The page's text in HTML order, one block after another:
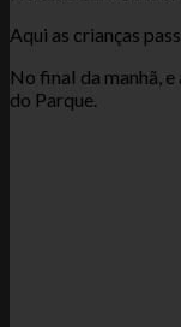
Aqui as crianças
No final da manhã,
do Parque.